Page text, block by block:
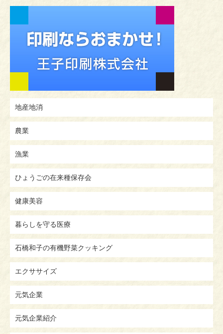
地産地消
農業
漁業
ひょうごの在来種保存会
健康美容
暮らしを守る医療
石橋和子の有機野菜クッキング
エクササイズ
元気企業
元気企業紹介